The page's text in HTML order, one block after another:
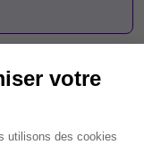
votre
utilisons des cookies